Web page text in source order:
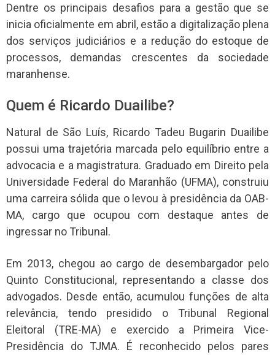
Dentre os principais desafios para a gestão que se
inicia oficialmente em abril, estão a digitalização plena
dos serviços judiciários e a redução do estoque de
processos, demandas crescentes da sociedade
maranhense.
Quem é Ricardo Duailibe?
Natural de São Luís, Ricardo Tadeu Bugarin Duailibe
possui uma trajetória marcada pelo equilíbrio entre a
advocacia e a magistratura. Graduado em Direito pela
Universidade Federal do Maranhão (UFMA), construiu
uma carreira sólida que o levou à presidência da OAB-
MA, cargo que ocupou com destaque antes de
ingressar no Tribunal.
Em 2013, chegou ao cargo de desembargador pelo
Quinto Constitucional, representando a classe dos
advogados. Desde então, acumulou funções de alta
relevância, tendo presidido o Tribunal Regional
Eleitoral (TRE-MA) e exercido a Primeira Vice-
Presidência do TJMA. É reconhecido pelos pares